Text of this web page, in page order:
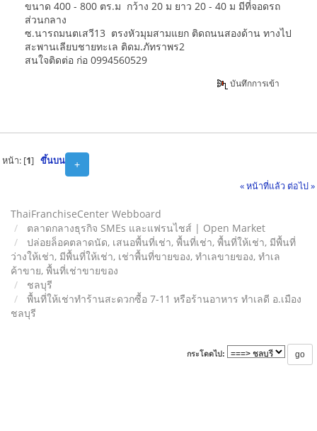
ขนาด 400 - 800 ตร.ม กว้าง 20 ม ยาว 20 - 40 ม มีที่จอดรถ
ส่วนกลาง
ซ.นารถมนตเสวี13 ตรงหัวมุมสามแยก ติดถนนสองด้าน ทางไป
สะพานเลียบชายทะเล ติดม.ภัทราพร2
สนใจติดต่อ ก่อ 0994560529
บันทึกการเข้า
+
หน้า: [1] ขึ้นบน
« หน้าที่แล้ว ต่อไป »
ThaiFranchiseCenter Webboard
ตลาดกลางธุรกิจ SMEs และแฟรนไชส์ | Open Market
ปล่อยล็อคตลาดนัด, เสนอพื้นที่เช่า, พื้นที่เช่า, พื้นที่ให้เช่า, มีพื้นที่
ว่างให้เช่า, มีพื้นที่ให้เช่า, เช่าพื้นที่ขายของ, ทําเลขายของ, ทำเล
ค้าขาย, พื้นที่เช่าขายของ
ชลบุรี
พื้นที่ให้เช่าทำร้านสะดวกซื้อ 7-11 หรือร้านอาหาร ทำเลดี อ.เมือง
ชลบุรี
กระโดดไป: